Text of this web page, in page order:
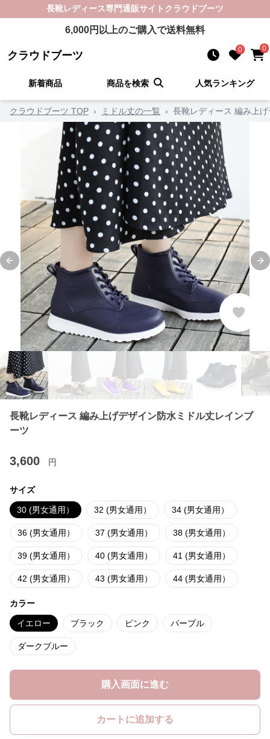
長靴レディース専門通販サイト クラウドブーツ
6,000円以上のご購入で送料無料
クラウドブーツ 0 0
新着商品 商品を検索 人気ランキング
クラウドブーツ TOP › ミドル丈の一覧 › 長靴レディース 編み上
Previous slide
長靴レディース 編み上げデザイン防水ミドル丈レインブ
ーツ
3,600 円
サイズ
30 (男女通用） 32 (男女通用） 34 (男女通用）
36 (男女通用） 37 (男女通用） 38 (男女通用）
39 (男女通用） 40 (男女通用） 41 (男女通用）
42 (男女通用） 43 (男女通用） 44 (男女通用）
カラー
イエロー ブラック ピンク パープル
ダークブルー
購入画面に進む
カートに追加する